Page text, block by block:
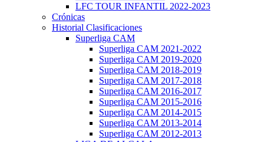
LFC TOUR INFANTIL 2022-2023
Crónicas
Historial Clasificaciones
Superliga CAM
Superliga CAM 2021-2022
Superliga CAM 2019-2020
Superliga CAM 2018-2019
Superliga CAM 2017-2018
Superliga CAM 2016-2017
Superliga CAM 2015-2016
Superliga CAM 2014-2015
Superliga CAM 2013-2014
Superliga CAM 2012-2013